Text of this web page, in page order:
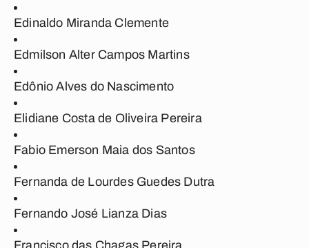
Edinaldo Miranda Clemente
Edmilson Alter Campos Martins
Edônio Alves do Nascimento
Elidiane Costa de Oliveira Pereira
Fabio Emerson Maia dos Santos
Fernanda de Lourdes Guedes Dutra
Fernando José Lianza Dias
Francisco das Chagas Pereira